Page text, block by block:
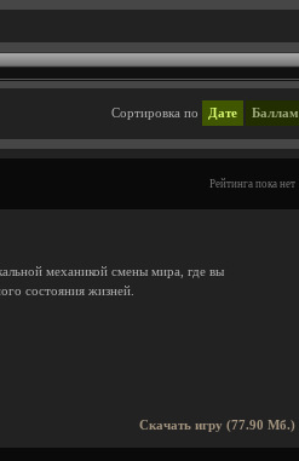
Сортировка по Дате Баллам
Рейтинга пока нет
механикой смены мира, где вы
состояния жизней.
Скачать игру (77.90 Мб.)